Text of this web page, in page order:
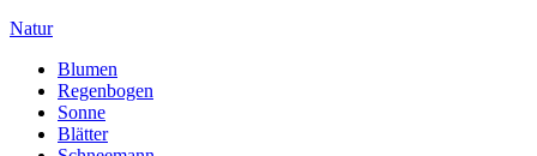
Natur
Blumen
Regenbogen
Sonne
Blätter